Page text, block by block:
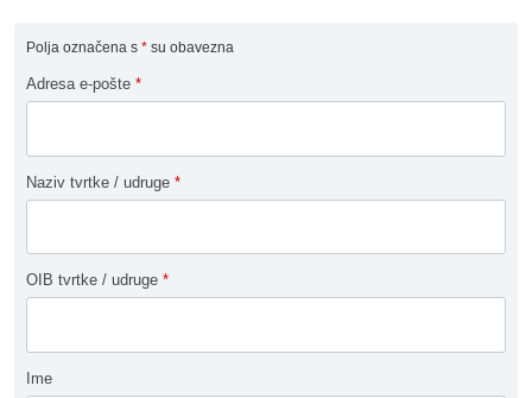
Polja označena s * su obavezna
Adresa e-pošte *
Naziv tvrtke / udruge *
OIB tvrtke / udruge *
Ime